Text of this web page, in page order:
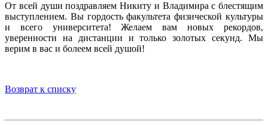
От всей души поздравляем Никиту и Владимира с блестящим
выступлением. Вы гордость факультета физической культуры
и всего университета! Желаем вам новых рекордов,
уверенности на дистанции и только золотых секунд. Мы
верим в вас и болеем всей душой!
Возврат к списку